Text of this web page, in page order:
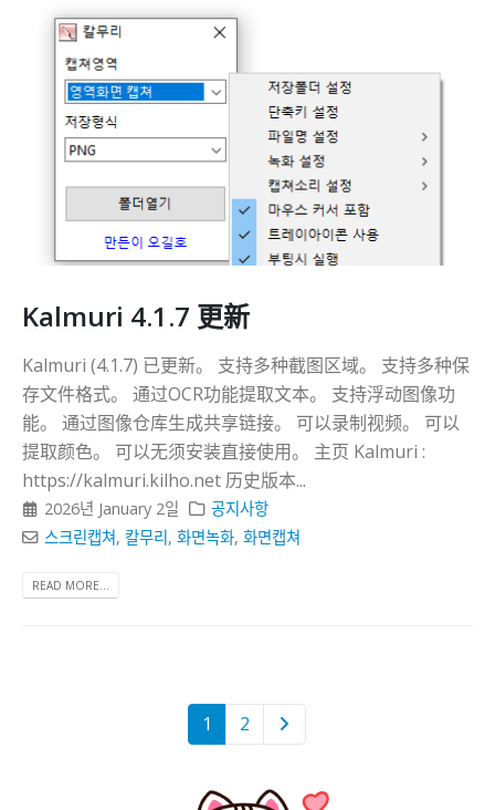
Kalmuri 4.1.7 更新
Kalmuri (4.1.7) 已更新。 支持多种截图区域。 支持多种保
存文件格式。 通过OCR功能提取文本。 支持浮动图像功
能。 通过图像仓库生成共享链接。 可以录制视频。 可以
提取颜色。 可以无须安装直接使用。 主页 Kalmuri :
https://kalmuri.kilho.net 历史版本...
2026년 January 2일
공지사항
스크린캡쳐, 칼무리,화면녹화,화면캡쳐
READ MORE...
1 2